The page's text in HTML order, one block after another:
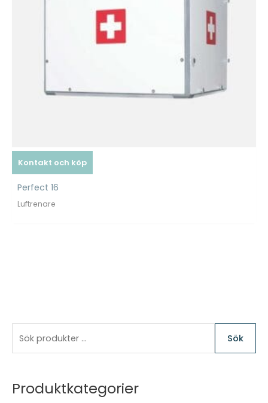
e
Sök
Produktkategorier
Kontakt och köp
Perfect 16
Luftrenare